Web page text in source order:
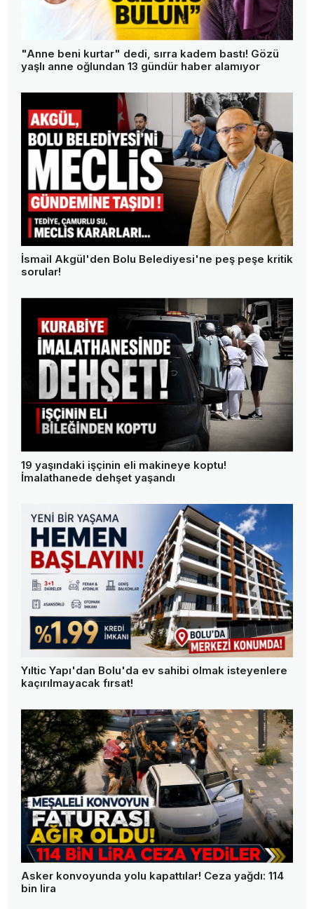
"Anne beni kurtar" dedi, sırra kadem bastı! Gözü
yaşlı anne oğlundan 13 gündür haber alamıyor
İsmail Akgül'den Bolu Belediyesi'ne peş peşe kritik
sorular!
19 yaşındaki işçinin eli makineye koptu!
İmalathanede dehşet yaşandı
Yıltic Yapı'dan Bolu'da ev sahibi olmak isteyenlere
kaçırılmayacak fırsat!
Asker konvoyunda yolu kapattılar! Ceza yağdı: 114
bin lira